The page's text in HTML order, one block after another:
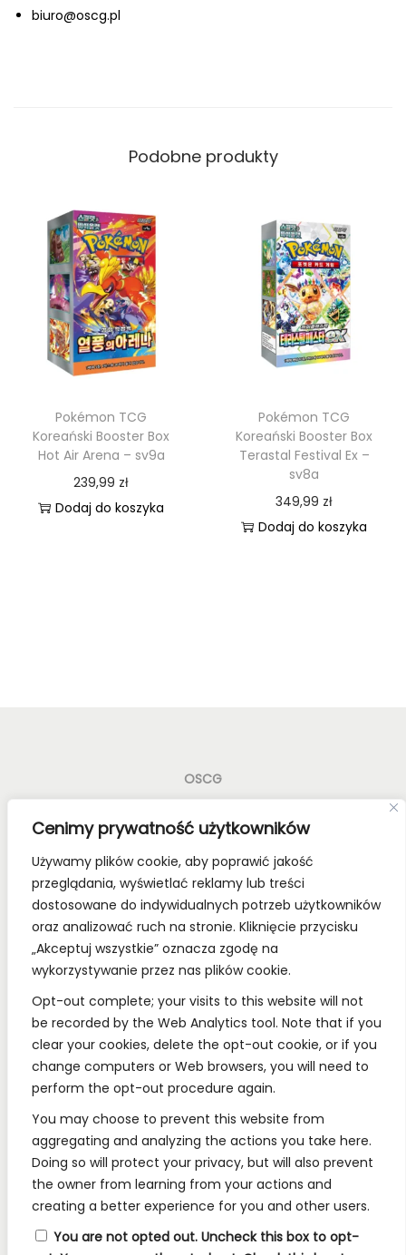
Cenimy prywatność użytkowników
Używamy plików cookie, aby poprawić jakość
przeglądania, wyświetlać reklamy lub treści
dostosowane do indywidualnych potrzeb użytkowników
oraz analizować ruch na stronie. Kliknięcie przycisku
„Akceptuj wszystkie” oznacza zgodę na
wykorzystywanie przez nas plików cookie.
Opt-out complete; your visits to this website will not
be recorded by the Web Analytics tool. Note that if you
clear your cookies, delete the opt-out cookie, or if you
change computers or Web browsers, you will need to
perform the opt-out procedure again.
You may choose to prevent this website from
aggregating and analyzing the actions you take here.
Doing so will protect your privacy, but will also prevent
the owner from learning from your actions and
creating a better experience for you and other users.
You are not opted out. Uncheck this box to opt-
p
h
o
n
i
a
m
1
s
biuro@oscg.pl
Podobne produkty
Pokémon TCG
Koreański Booster Box
Hot Air Arena – sv9a
239,99 zł
Dodaj do koszyka
Pokémon TCG
Koreański Booster Box
Terastal Festival Ex –
sv8a
349,99 zł
Dodaj do koszyka
OSCG
styl życia!
Bądź z nami na bieżąco, dołącz do naszych mediów
społecznościowych.
REGULAMINY:
Regulamin
RODO
Regulamin Konkursów
INFORMACJE:
Wysyłka i Dostawa